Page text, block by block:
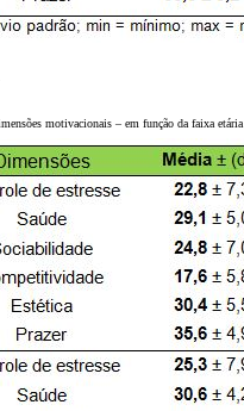
motivacionais – em função da faixa etária